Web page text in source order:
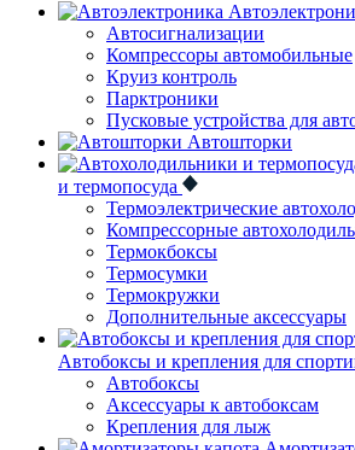
Автосигнализации
Компрессоры автомобильные
Круиз контроль
Парктроники
Пусковые устройства для
Автошторки
и термопосуда
Термоэлектрические
Компрессорные
Термокбоксы
Термосумки
Термокружки
Дополнительные аксессуары
Автобоксы и крепления для
Автобоксы
Аксессуары к автобоксам
Крепления для лыж